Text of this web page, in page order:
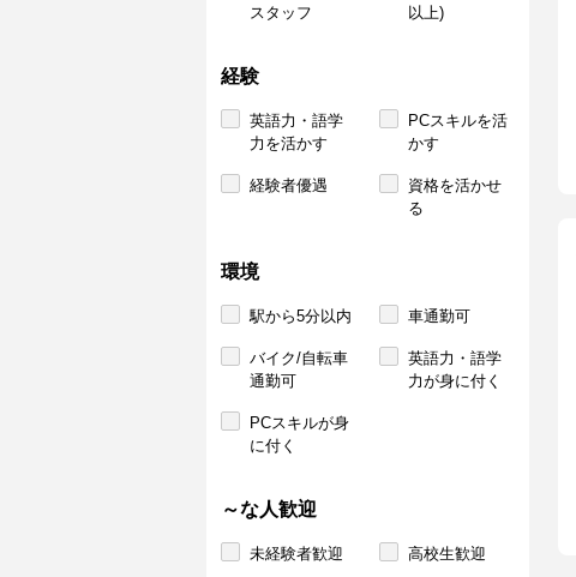
スタッフ
以上)
経験
英語力・語学
力を活かす
PCスキルを活
かす
経験者優遇
資格を活かせ
る
環境
駅から5分以内 車通勤可
バイク/自転車
通勤可
英語力・語学
力が身に付く
PCスキルが身
に付く
～な人歓迎
未経験者歓迎 高校生歓迎